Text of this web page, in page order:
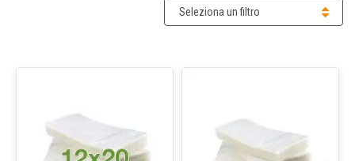
Seleziona un filtro